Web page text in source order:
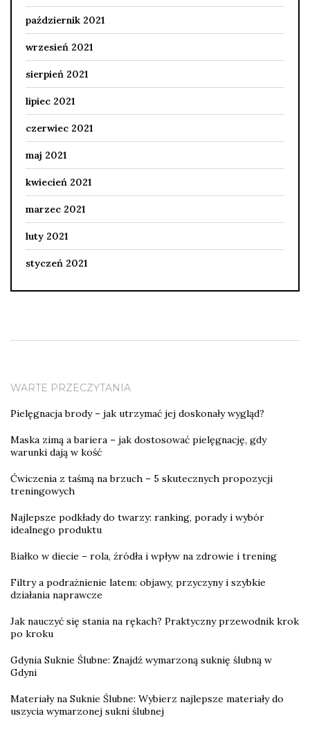
październik 2021
wrzesień 2021
sierpień 2021
lipiec 2021
czerwiec 2021
maj 2021
kwiecień 2021
marzec 2021
luty 2021
styczeń 2021
WARTE PRZECZYTANIA
Pielęgnacja brody – jak utrzymać jej doskonały wygląd?
Maska zimą a bariera – jak dostosować pielęgnację, gdy
warunki dają w kość
Ćwiczenia z taśmą na brzuch – 5 skutecznych propozycji
treningowych
Najlepsze podkłady do twarzy: ranking, porady i wybór
idealnego produktu
Białko w diecie – rola, źródła i wpływ na zdrowie i trening
Filtry a podrażnienie latem: objawy, przyczyny i szybkie
działania naprawcze
Jak nauczyć się stania na rękach? Praktyczny przewodnik krok
po kroku
Gdynia Suknie Ślubne: Znajdź wymarzoną suknię ślubną w
Gdyni
Materiały na Suknie Ślubne: Wybierz najlepsze materiały do
uszycia wymarzonej sukni ślubnej